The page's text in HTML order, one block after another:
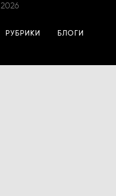
2026
РУБРИКИ БЛОГИ